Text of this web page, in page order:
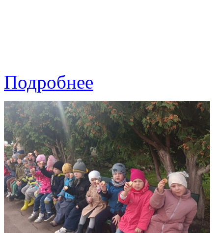
Подробнее